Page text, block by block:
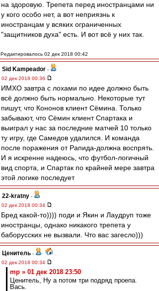
на здоровую. Трепета перед иностранцами ни
у кого особо нет, а вот неприязнь к
иностранцам у всяких ограниченных
"защитников духа" есть. И вот всё у них так.
Редактировалось 02 дек 2018 00:42
Sid Kampeador -
02 дек 2018 00:36
ИМХО завтра с лохами по идее должно быть
всё должно быть нормально. Некоторые тут
пишут, что Кононов клиент Сёмина. Только
забывают, что Сёмин клиент Спартака и
выиграл у нас за последние матчей 10 только
ту игру, где Самедов удалился. И команда
после поражения от Рапида-должна воспрять.
И я искренне надеюсь, что футбол-логичный
вид спорта, и Спартак по крайней мере завтра
этой логике последует
22-kratny -
02 дек 2018 00:34
Бред какой-то)))) поди и Якин и Лаудруп тоже
иностранцы, однако никакого трепета у
баборусских не вызвали. Что вас загесло)))
Ценитель -
02 дек 2018 00:34
mp » 01 дек 2018 23:50
Ценитель, Ну а потом три подряд проепа.
Вась.